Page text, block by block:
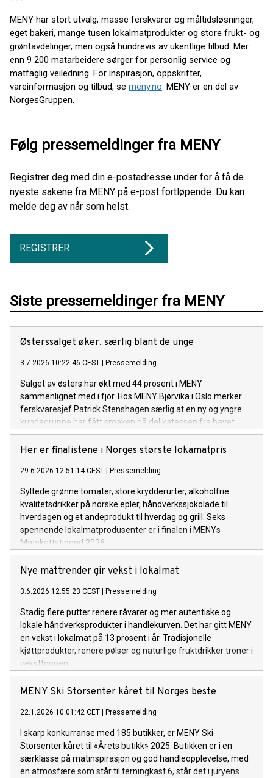
MENY har stort utvalg, masse ferskvarer og måltidsløsninger,
eget bakeri, mange tusen lokalmatprodukter og store frukt- og
grøntavdelinger, men også hundrevis av ukentlige tilbud. Mer
enn 9 200 matarbeidere sørger for personlig service og
matfaglig veiledning. For inspirasjon, oppskrifter,
vareinformasjon og tilbud, se meny.no. MENY er en del av
NorgesGruppen.
Følg pressemeldinger fra MENY
Registrer deg med din e-postadresse under for å få de
nyeste sakene fra MENY på e-post fortløpende. Du kan
melde deg av når som helst.
REGISTRER
Siste pressemeldinger fra MENY
Østerssalget øker, særlig blant de unge
3.7.2026 10:22:46 CEST | Pressemelding
Salget av østers har økt med 44 prosent i MENY
sammenlignet med i fjor. Hos MENY Bjørvika i Oslo merker
ferskvaresjef Patrick Stenshagen særlig at en ny og yngre
kundegruppe har fått smaken på delikatessen fra havet.
Her er finalistene i Norges største lokamatpris
29.6.2026 12:51:14 CEST | Pressemelding
Syltede grønne tomater, store krydderurter, alkoholfrie
kvalitetsdrikker på norske epler, håndverkssjokolade til
hverdagen og et andeprodukt til hverdag og grill. Seks
spennende lokalmatprodusenter er i finalen i MENYs
Matskattstipend 2026.
Nye mattrender gir vekst i lokalmat
3.6.2026 12:55:23 CEST | Pressemelding
Stadig flere putter renere råvarer og mer autentiske og
lokale håndverksprodukter i handlekurven. Det har gitt MENY
en vekst i lokalmat på 13 prosent i år. Tradisjonelle
kjøttprodukter, renere pølser og naturlige fruktdrikker troner i
veksttoppen.
MENY Ski Storsenter kåret til Norges beste
22.1.2026 10:01:42 CET | Pressemelding
I skarp konkurranse med 185 butikker, er MENY Ski
Storsenter kåret til «Årets butikk» 2025. Butikken er i en
særklasse på matinspirasjon og god handleopplevelse, med
en atmosfære som står til terningkast 6, står det i juryens